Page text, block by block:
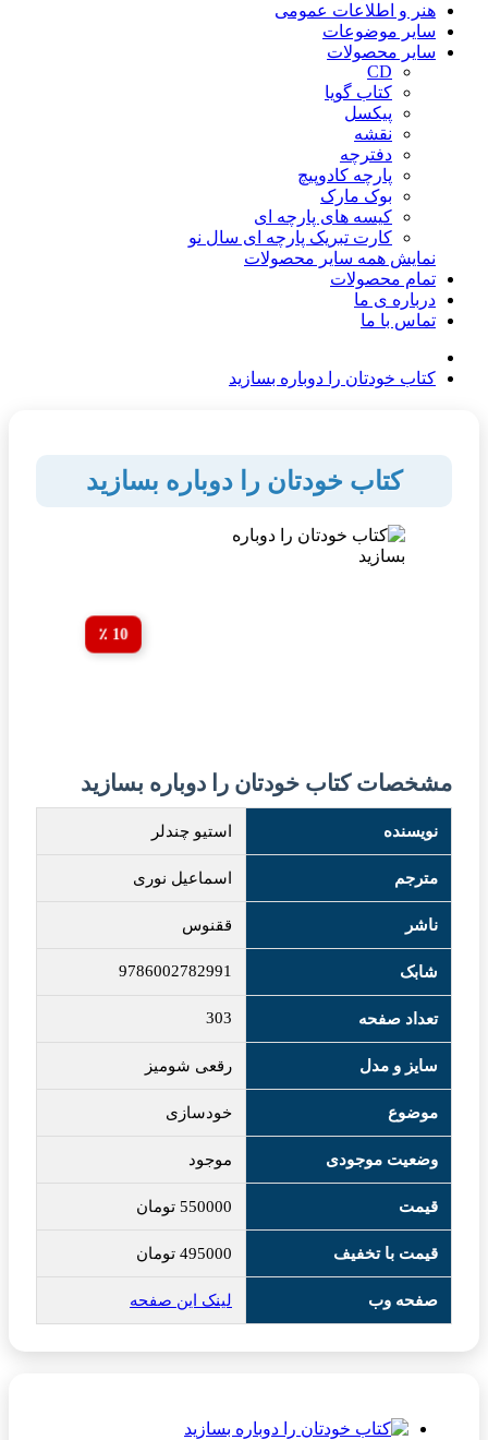
هنر و اطلاعات عمومی
سایر موضوعات
سایر محصولات
CD
کتاب گویا
پیکسل
نقشه
دفترچه
پارچه کادوپیچ
بوک مارک
کیسه های پارچه ای
کارت تبریک پارچه ای سال نو
نمایش همه سایر محصولات
تمام محصولات
درباره ی ما
تماس با ما
کتاب خودتان را دوباره بسازید
کتاب خودتان را دوباره بسازید
10 ٪
مشخصات کتاب خودتان را دوباره بسازید
نویسنده استیو چندلر
مترجم اسماعیل نوری
ناشر ققنوس
شابک 9786002782991
تعداد صفحه 303
سایز و مدل رقعی شومیز
موضوع خودسازی
وضعیت موجودی موجود
قیمت 550000 تومان
قیمت با تخفیف 495000 تومان
صفحه وب لینک این صفحه